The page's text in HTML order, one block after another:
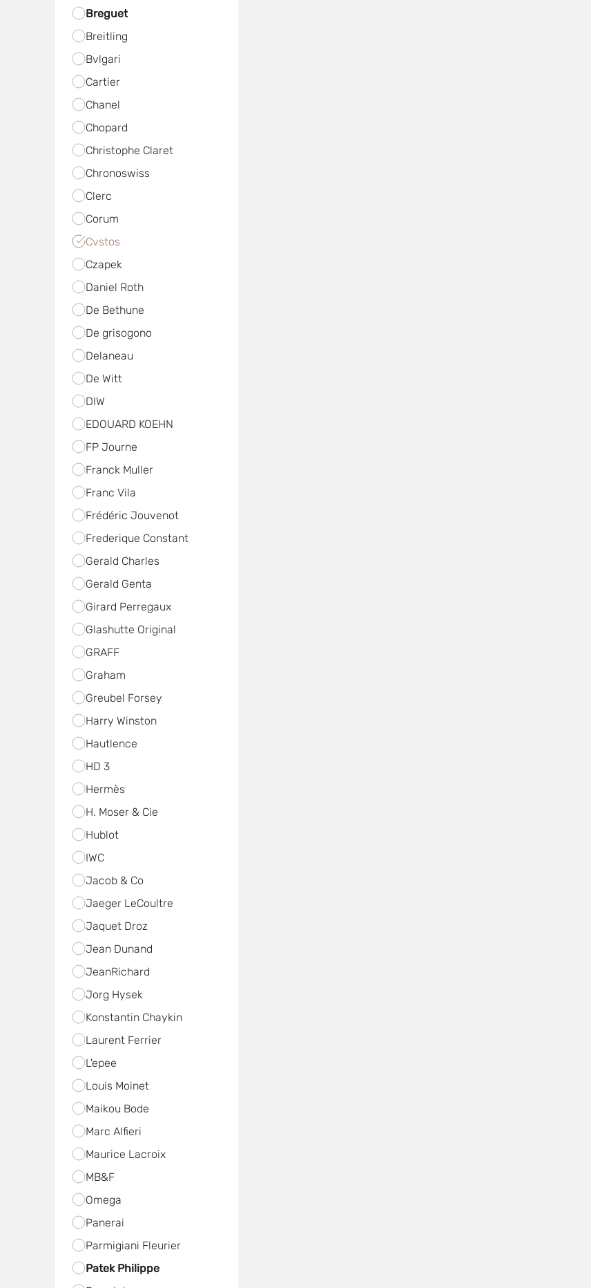
Breguet
Breitling
Bvlgari
Cartier
Chanel
Chopard
Christophe Claret
Chronoswiss
Clerc
Corum
Cvstos
Czapek
Daniel Roth
De Bethune
De grisogono
Delaneau
De Witt
DIW
EDOUARD KOEHN
FP Journe
Franck Muller
Franc Vila
Frédéric Jouvenot
Frederique Constant
Gerald Charles
Gerald Genta
Girard Perregaux
Glashutte Original
GRAFF
Graham
Greubel Forsey
Harry Winston
Hautlence
HD 3
Hermès
H. Moser & Cie
Hublot
IWC
Jacob & Co
Jaeger LeCoultre
Jaquet Droz
Jean Dunand
JeanRichard
Jorg Hysek
Konstantin Chaykin
Laurent Ferrier
L'epee
Louis Moinet
Maikou Bode
Marc Alfieri
Maurice Lacroix
MB&F
Omega
Panerai
Parmigiani Fleurier
Patek Philippe